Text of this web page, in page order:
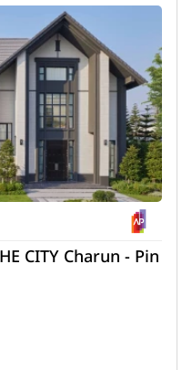
CITY Charun - Pin